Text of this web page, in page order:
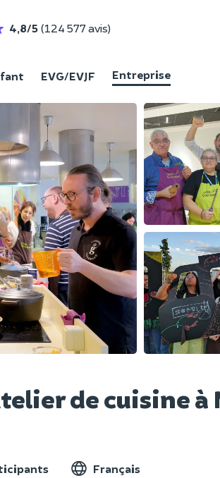
4,8/5 (124 577 avis)
EVG/EVJF Entreprise
de cuisine à
Français